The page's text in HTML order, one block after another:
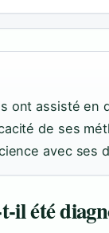
ont assisté en
de ses
avec ses
il été